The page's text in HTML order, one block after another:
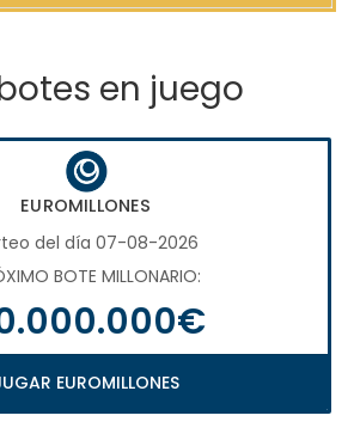
en juego
EUROMILLONES
del día 07-08-2026
BOTE MILLONARIO:
EUROMILLONES